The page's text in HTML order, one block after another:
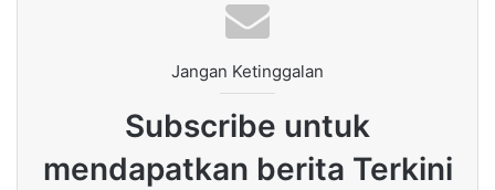
Jangan Ketinggalan
Subscribe untuk
mendapatkan berita Terkini